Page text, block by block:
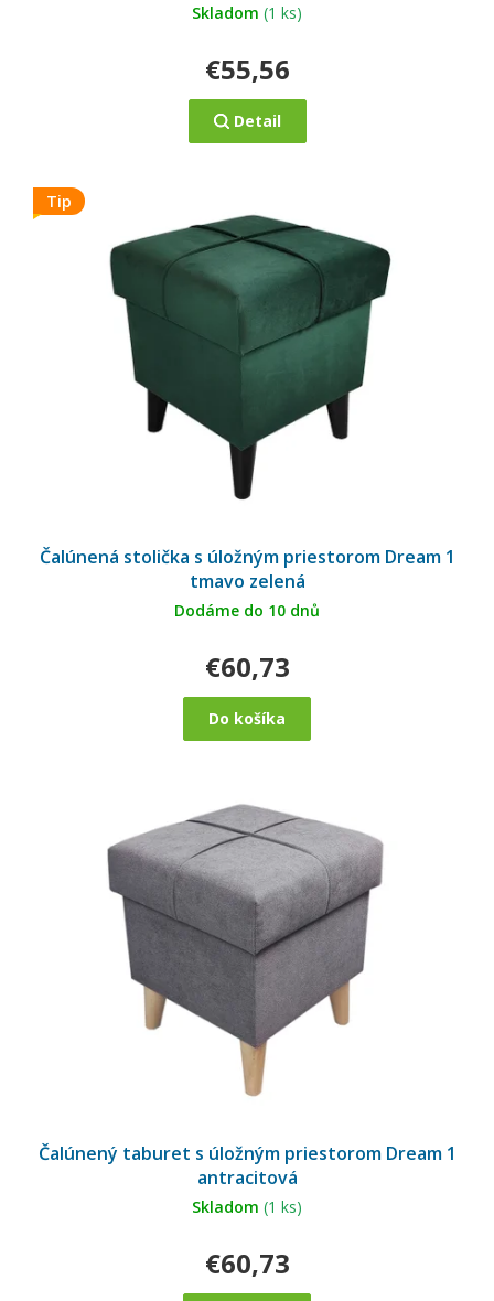
Skladom (1 ks)
€55,56
Detail
Tip
Čalúnená stolička s úložným priestorom Dream 1
tmavo zelená
Dodáme do 10 dnů
€60,73
Do košíka
Čalúnený taburet s úložným priestorom Dream 1
antracitová
Skladom (1 ks)
€60,73